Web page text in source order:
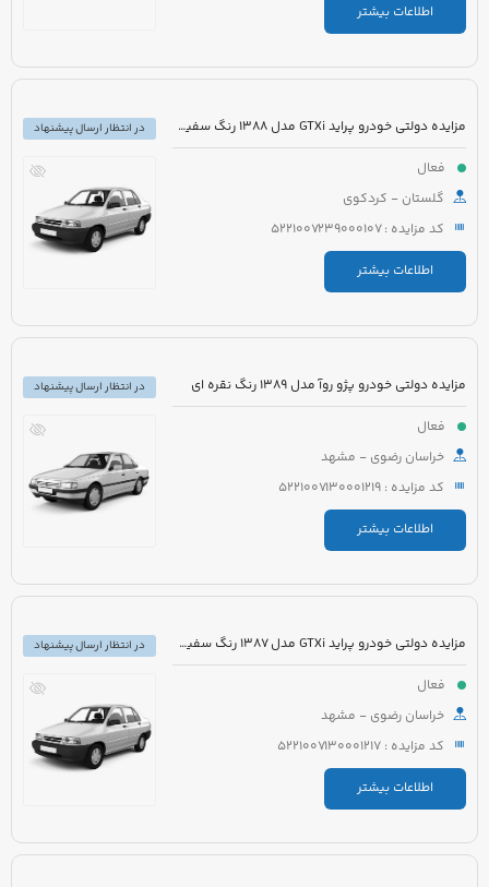
اطلاعات بیشتر
مزایده دولتی خودرو پراید GTXi مدل 1388 رنگ سفید روغنی
فعال
گلستان - کردکوی
کد مزایده : 5221007239000107
اطلاعات بیشتر
در انتظار ارسال پیشنهاد
مزایده دولتی خودرو پژو روآ مدل 1389 رنگ نقره ای
فعال
خراسان رضوی - مشهد
کد مزایده : 5221007130001219
اطلاعات بیشتر
در انتظار ارسال پیشنهاد
مزایده دولتی خودرو پراید GTXi مدل 1387 رنگ سفید روغنی
فعال
خراسان رضوی - مشهد
کد مزایده : 5221007130001217
اطلاعات بیشتر
در انتظار ارسال پیشنهاد